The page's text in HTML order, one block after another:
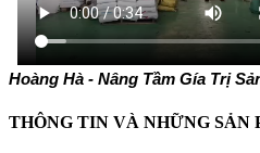
Hoàng Hà - Nâng Tầm Gía Trị
THÔNG TIN VÀ NHỮNG SẢN